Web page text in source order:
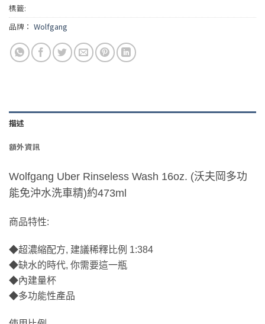
標籤:
品牌： Wolfgang
描述
額外資訊
Wolfgang Uber Rinseless Wash 16oz. (沃夫岡多功
能免沖水洗車精)約473ml
商品特性:
◆超濃縮配方, 建議稀釋比例 1:384
◆缺水的時代, 你需要這一瓶
◆內建量杯
◆多功能性產品